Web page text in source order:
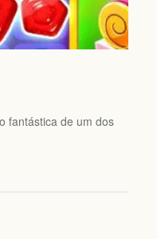
fantástica de um dos